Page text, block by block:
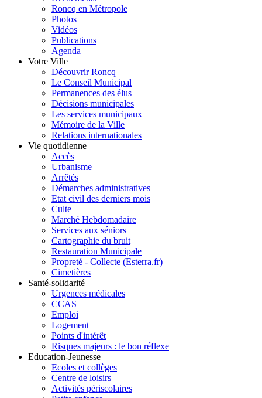
Roncq en Métropole
Photos
Vidéos
Publications
Agenda
Votre Ville
Découvrir Roncq
Le Conseil Municipal
Permanences des élus
Décisions municipales
Les services municipaux
Mémoire de la Ville
Relations internationales
Vie quotidienne
Accès
Urbanisme
Arrêtés
Démarches administratives
Etat civil des derniers mois
Culte
Marché Hebdomadaire
Services aux séniors
Cartographie du bruit
Restauration Municipale
Propreté - Collecte (Esterra.fr)
Cimetières
Santé-solidarité
Urgences médicales
CCAS
Emploi
Logement
Points d'intérêt
Risques majeurs : le bon réflexe
Education-Jeunesse
Ecoles et collèges
Centre de loisirs
Activités périscolaires